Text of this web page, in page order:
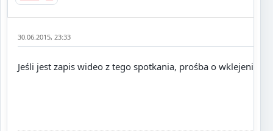
30.06.2015, 23:33
Jeśli jest zapis wideo z tego spotkania, prośba o wklejenie